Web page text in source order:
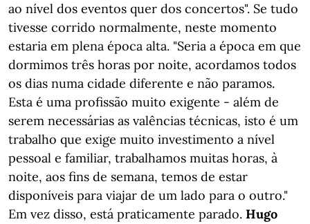
ao nível dos eventos quer dos concertos". Se tudo
tivesse corrido normalmente, neste momento
estaria em plena época alta. "Seria a época em que
dormimos três horas por noite, acordamos todos
os dias numa cidade diferente e não paramos.
Esta é uma profissão muito exigente - além de
serem necessárias as valências técnicas, isto é um
trabalho que exige muito investimento a nível
pessoal e familiar, trabalhamos muitas horas, à
noite, aos fins de semana, temos de estar
disponíveis para viajar de um lado para o outro."
Em vez disso, está praticamente parado. Hugo